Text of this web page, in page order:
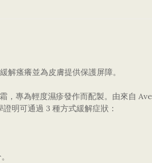
瘙癢並為皮膚提供保護屏障。
專為輕度濕疹發作而配製。由來自
明可通過 3 種方式緩解症狀：